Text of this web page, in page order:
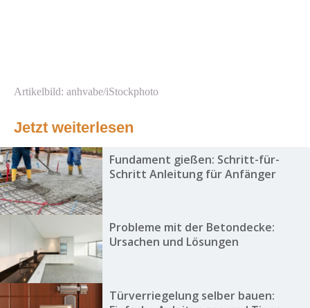
Artikelbild: anhvabe/iStockphoto
Jetzt weiterlesen
Fundament gießen: Schritt-für-
Schritt Anleitung für Anfänger
Probleme mit der Betondecke:
Ursachen und Lösungen
Türverriegelung selber bauen: